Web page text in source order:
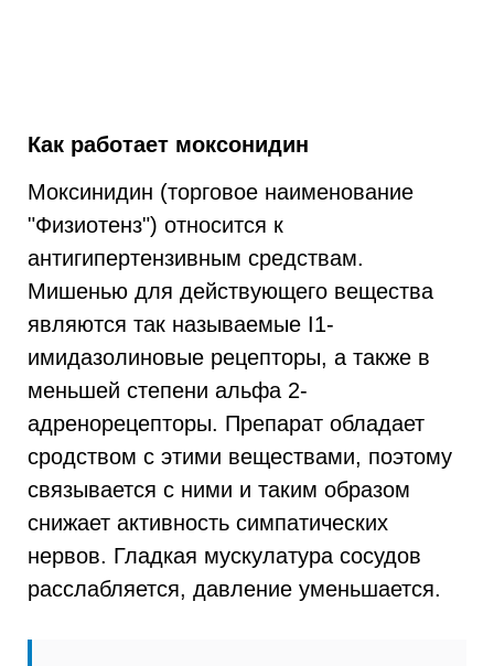
Как работает моксонидин
Моксинидин (торговое наименование
"Физиотенз") относится к
антигипертензивным средствам.
Мишенью для действующего вещества
являются так называемые I1-
имидазолиновые рецепторы, а также в
меньшей степени альфа 2-
адренорецепторы. Препарат обладает
сродством с этими веществами, поэтому
связывается с ними и таким образом
снижает активность симпатических
нервов. Гладкая мускулатура сосудов
расслабляется, давление уменьшается.